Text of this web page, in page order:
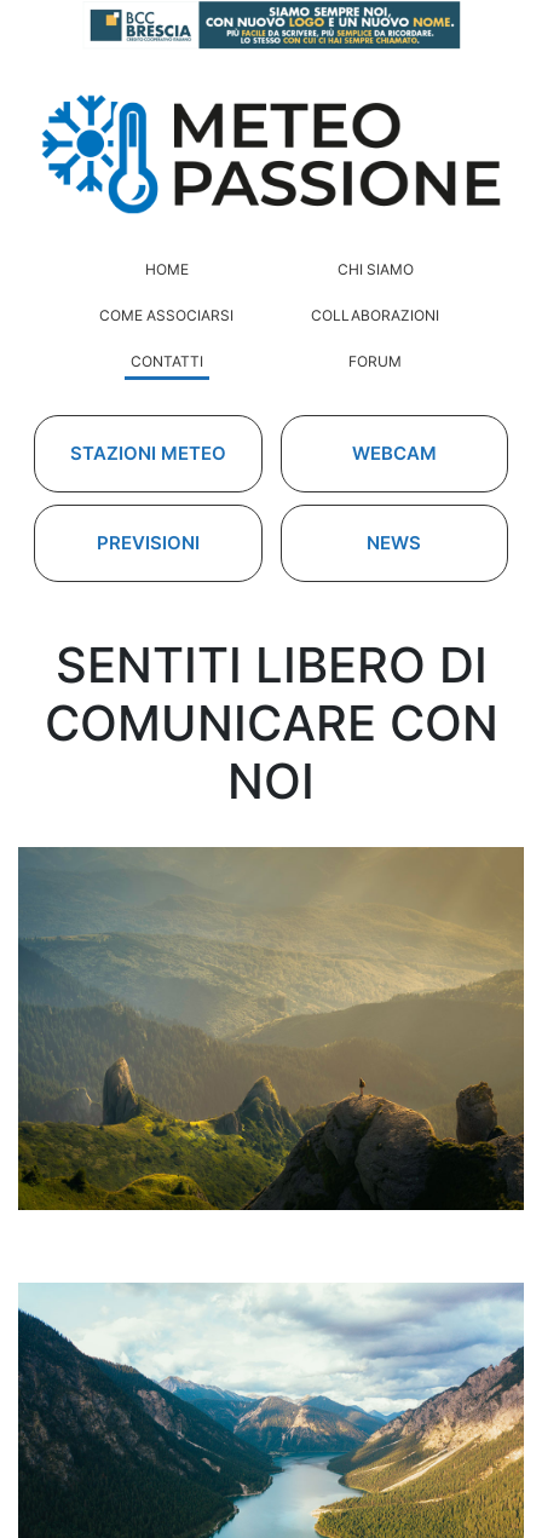
HOME CHI SIAMO
COME ASSOCIARSI COLLABORAZIONI
CONTATTI FORUM
STAZIONI METEO WEBCAM
PREVISIONI NEWS
SENTITI LIBERO DI
COMUNICARE CON
NOI